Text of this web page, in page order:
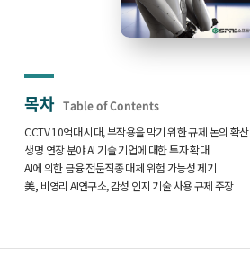
목차 Table of Contents
CCTV 10억대 시대, 부작용을 막기 위한 규제 논의 확산
생명 연장 분야 AI 기술 기업에 대한 투자 확대
AI에 의한 금융 전문직종 대체 위험 가능성 제기
美, 비영리 AI연구소, 감성 인지 기술 사용 규제 주장